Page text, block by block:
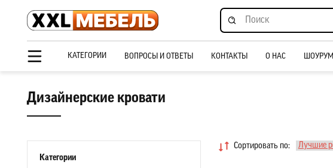
КАТЕГОРИИ ВОПРОСЫ И ОТВЕТЫ КОНТАКТЫ О НАС ШОУРУМ
Дизайнерские кровати
Категории
Сортировать по: